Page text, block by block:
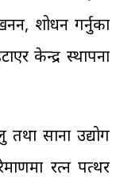
प्रशोधन गर्नुका
केन्द्र स्थापना
साना उद्योग
रत्न पत्थर